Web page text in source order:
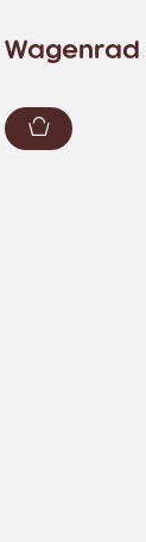
Wagenrad
Zum